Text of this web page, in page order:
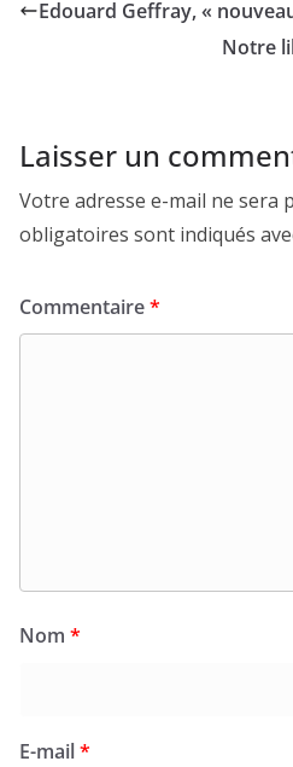
Edouard Geffray, «
Notre
Laisser un
Votre adresse e-mail ne sera
obligatoires sont indiqués
Commentaire*
Nom *
E-mail*